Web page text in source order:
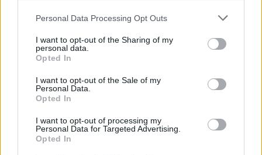
Please note that this website/app uses one or more Google
not limited to your visit or usage behaviour. You may click to
grant or deny consent to Google and its third-party tags to
use your data for below specified purposes in below Google
consent section.
Personal Data Processing Opt Outs
I want to opt-out of the Sharing of my
personal data.
Opted In
I want to opt-out of the Sale of my
Personal Data.
Opted In
I want to opt-out of processing my
Personal Data for Targeted Advertising.
Opted In
Continua a leggere